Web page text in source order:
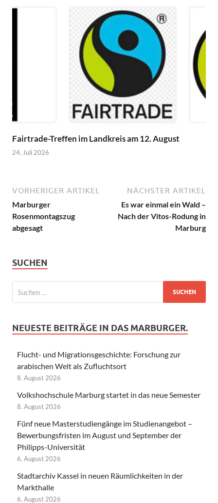
Fairtrade-Treffen im Landkreis am 12. August
24. Juli 2026
VORHERIGER ARTIKEL
Marburger
Rosenmontagszug
abgesagt
NÄCHSTER ARTIKEL
Es war einmal ein Wald –
Nach der Vitos-Rodung in
Marburg
SUCHEN
NEUESTE BEITRÄGE IN DAS MARBURGER.
Flucht- und Migrationsgeschichte: Forschung zur
arabischen Welt als Zufluchtsort
8. August 2026
Volkshochschule Marburg startet in das neue Semester
8. August 2026
Fünf neue Masterstudiengänge im Studienangebot –
Bewerbungsfristen im August und September der
Philipps-Universität
6. August 2026
Stadtarchiv Kassel in neuen Räumlichkeiten in der
Markthalle
6. August 2026